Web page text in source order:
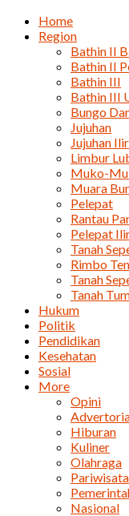
Home
Region
Bathin II
Bathin II
Bathin III
Bathin III
Bungo
Jujuhan
Jujuhan Ilir
Limbur
Muko-
Muara
Pelepat
Rantau
Pelepat
Tanah
Rimbo
Tanah
Tanah
Hukum
Politik
Pendidikan
Kesehatan
Sosial
More
Opini
Hiburan
Kuliner
Olahraga
Pariwisata
Nasional